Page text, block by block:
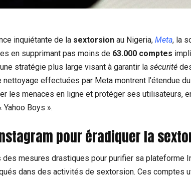
inquiétante de la sextorsion au Nigeria, Meta, la
en supprimant pas moins de 63.000 comptes
stratégie plus large visant à garantir la sécurité
effectuées par Meta montrent l’étendue
les menaces en ligne et protéger ses utilisateurs,
Boys ».
pour éradiquer la
mesures drastiques pour purifier sa plateforme
dans des activités de sextorsion. Ces comptes